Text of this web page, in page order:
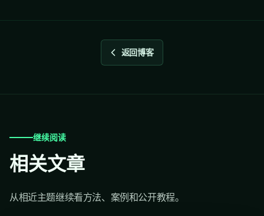
返回博客
继续阅读
相关文章
从相近主题继续看方法、案例和公开教程。